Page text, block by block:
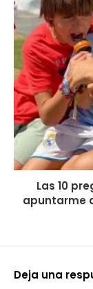
Las 10
apuntarme
Deja una